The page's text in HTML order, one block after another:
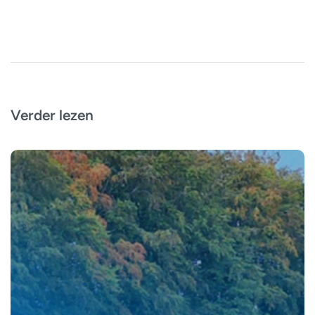
Verder lezen